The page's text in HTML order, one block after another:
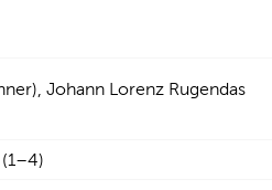
Johann Lorenz Rugendas